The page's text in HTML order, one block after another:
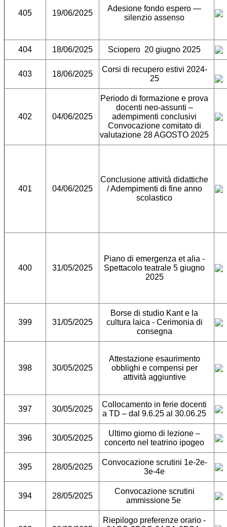
405 19/06/2025
Adesione fondo espero —
silenzio assenso
404 18/06/2025 Sciopero 20 giugno 2025
403 18/06/2025
Corsi di recupero estivi 2024-
25
402 04/06/2025
Periodo di formazione e prova
docenti neo-assunti –
adempimenti conclusivi
Convocazione comitato di
valutazione 28 AGOSTO 2025
401 04/06/2025
Conclusione attività didattiche
/ Adempimenti di fine anno
scolastico
400 31/05/2025
Piano di emergenza et alia -
Spettacolo teatrale 5 giugno
2025
399 31/05/2025
Borse di studio Kant e la
cultura laica - Cerimonia di
consegna
398 30/05/2025
Attestazione esaurimento
obblighi e compensi per
attività aggiuntive
397 30/05/2025
Collocamento in ferie docenti
a TD – dal 9.6.25 al 30.06.25
396 30/05/2025
Ultimo giorno di lezione –
concerto nel teatrino ipogeo
395 28/05/2025
Convocazione scrutini 1e-2e-
3e-4e
394 28/05/2025
Convocazione scrutini
ammissione 5e
Riepilogo preferenze orario -